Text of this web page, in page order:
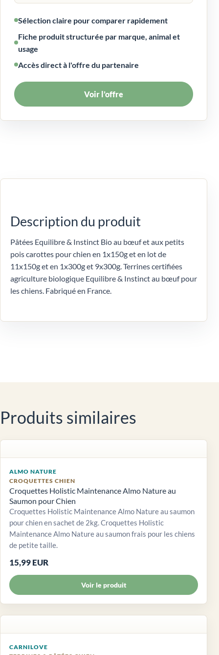
Sélection claire pour comparer rapidement
Fiche produit structurée par marque, animal et
usage
Accès direct à l'offre du partenaire
Voir l’offre
Description du produit
Pâtées Equilibre & Instinct Bio au bœuf et aux petits
pois carottes pour chien en 1x150g et en lot de
11x150g et en 1x300g et 9x300g. Terrines certifiées
agriculture biologique Equilibre & Instinct au bœuf pour
les chiens. Fabriqué en France.
Produits similaires
ALMO NATURE
CROQUETTES CHIEN
Croquettes Holistic Maintenance Almo Nature au
Saumon pour Chien
Croquettes Holistic Maintenance Almo Nature au saumon
pour chien en sachet de 2kg. Croquettes Holistic
Maintenance Almo Nature au saumon frais pour les chiens
de petite taille.
15,99 EUR
Voir le produit
CARNILOVE